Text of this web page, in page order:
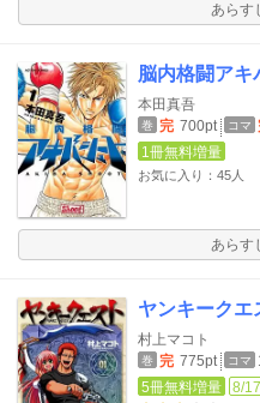
あらす
脳内格闘アキ
本田真吾
巻 完 700pt コマ
1冊無料増量
お気に入り：45人
あらす
ヤンキークエ
村上マコト
巻 完 775pt コマ
5冊無料増量
8/